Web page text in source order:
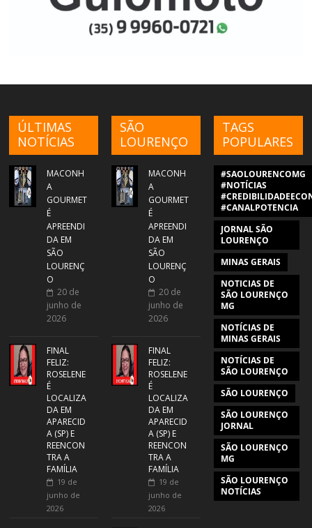
ÚLTIMAS
NOTÍCIAS
MACONH
A
GOURMET
É
APREENDI
DA EM
SÃO
LOURENÇ
O
20 de
junho de
2026
FINAL
FELIZ:
ROSELENE
É
LOCALIZA
DA EM
APARECID
A (SP) E
REENCON
TRA A
FAMÍLIA
19 de
junho de
2026
SÃO
LOURENÇO
MACONH
A
GOURMET
É
APREENDI
DA EM
SÃO
LOURENÇ
O
20 de
junho de
2026
FINAL
FELIZ:
ROSELENE
É
LOCALIZA
DA EM
APARECID
A (SP) E
REENCON
TRA A
FAMÍLIA
19 de
junho de
2026
TAGS
POPULARES
#SAOLOURENCOMG
#NOTÍCIAS
#CANALPOTENCIA
JORNAL SÃO
LOURENÇO
MINAS GERAIS
NOTICIAS DE
SÃO LOURENÇO
MG
NOTÍCIAS DE
MINAS GERAIS
NOTÍCIAS DE
SÃO LOURENÇO
SÃO LOURENÇO
SÃO LOURENÇO
JORNAL
SÃO LOURENÇO
MG
SÃO LOURENÇO
NOTÍCIAS